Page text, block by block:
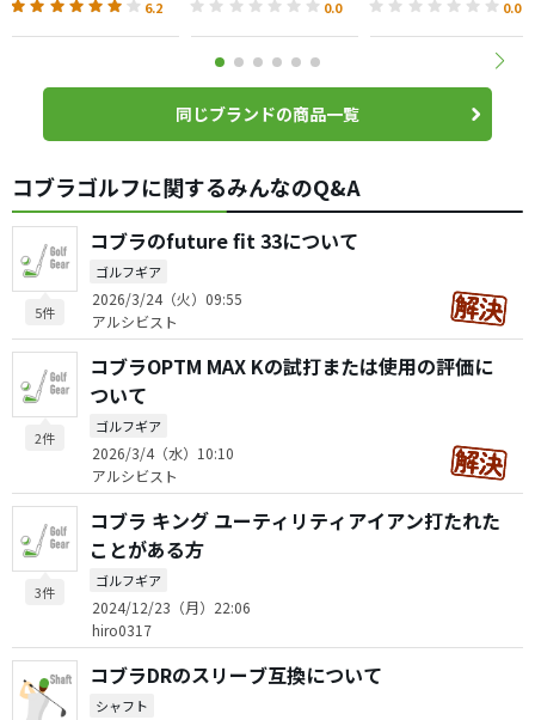
6.2 0.0 0.0
同じブランドの商品一覧
コブラゴルフに関するみんなのQ&A
5件
コブラのfuture fit 33について
ゴルフギア
2026/3/24（火）09:55
アルシビスト
2件
コブラOPTM MAX Kの試打または使用の評価に
ついて
ゴルフギア
2026/3/4（水）10:10
アルシビスト
3件
コブラ キング ユーティリティアイアン打たれた
ことがある方
ゴルフギア
2024/12/23（月）22:06
hiro0317
コブラDRのスリーブ互換について
シャフト